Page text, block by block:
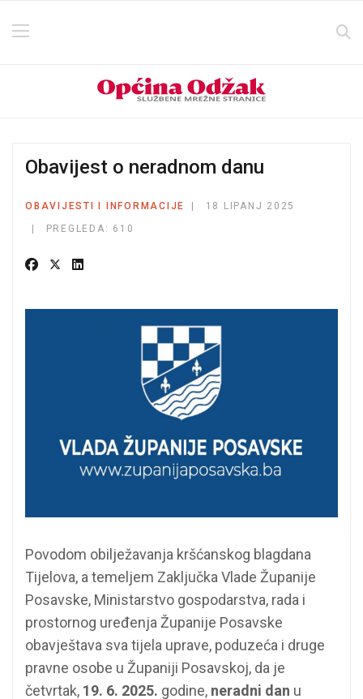
Obavijest o neradnom danu
OBAVIJESTI I INFORMACIJE
18 LIPANJ 2025
PREGLEDA: 610
Povodom obilježavanja kršćanskog blagdana
Tijelova, a temeljem Zaključka Vlade Županije
Posavske, Ministarstvo gospodarstva, rada i
prostornog uređenja Županije Posavske
obavještava sva tijela uprave, poduzeća i druge
pravne osobe u Županiji Posavskoj, da je
četvrtak, 19. 6. 2025. godine, neradni dan u